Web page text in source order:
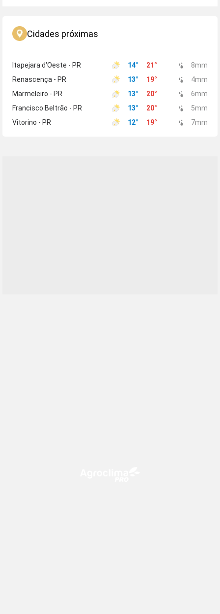
Cidades próximas
Itapejara d'Oeste - PR 14° 21 ° 8mm
Renascença - PR
13° 19° 4mm
Marmeleiro - PR
13° 20° 6mm
Francisco Beltrão - PR
13° 20° 5mm
Vitorino - PR
12° 19° 7mm